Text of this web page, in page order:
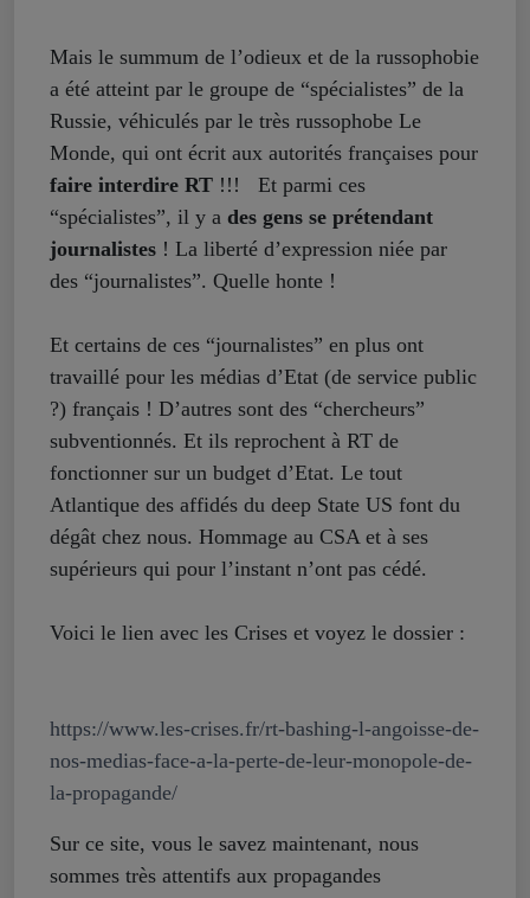
Mais le summum de l’odieux et de la russophobie
a été atteint par le groupe de “spécialistes” de la
Russie, véhiculés par le très russophobe Le
Monde, qui ont écrit aux autorités françaises pour
faire interdire RT !!! Et parmi ces
“spécialistes”, il y a des gens se prétendant
journalistes ! La liberté d’expression niée par
des “journalistes”. Quelle honte !
Et certains de ces “journalistes” en plus ont
travaillé pour les médias d’Etat (de service public
?) français ! D’autres sont des “chercheurs”
subventionnés. Et ils reprochent à RT de
fonctionner sur un budget d’Etat. Le tout
Atlantique des affidés du deep State US font du
dégât chez nous. Hommage au CSA et à ses
supérieurs qui pour l’instant n’ont pas cédé.
Voici le lien avec les Crises et voyez le dossier :
https://www.les-crises.fr/rt-bashing-l-angoisse-de-
nos-medias-face-a-la-perte-de-leur-monopole-de-
la-propagande/
Sur ce site, vous le savez maintenant, nous
sommes très attentifs aux propagandes